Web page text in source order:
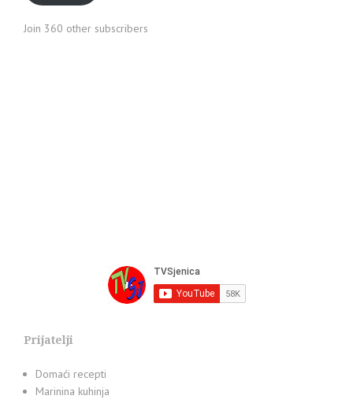
Join 360 other subscribers
Prijatelji
Domaći recepti
Marinina kuhinja